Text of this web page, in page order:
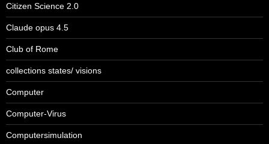
Citizen Science 2.0
Claude opus 4.5
Club of Rome
collections states/ visions
Computer
Computer-Virus
Computersimulation